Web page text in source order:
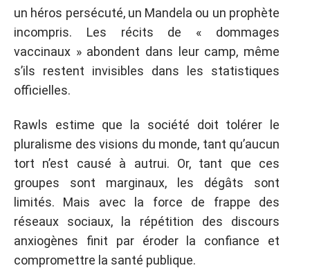
un héros persécuté, un Mandela ou un prophète
incompris. Les récits de « dommages
vaccinaux » abondent dans leur camp, même
s’ils restent invisibles dans les statistiques
officielles.
Rawls estime que la société doit tolérer le
pluralisme des visions du monde, tant qu’aucun
tort n’est causé à autrui. Or, tant que ces
groupes sont marginaux, les dégâts sont
limités. Mais avec la force de frappe des
réseaux sociaux, la répétition des discours
anxiogènes finit par éroder la confiance et
compromettre la santé publique.